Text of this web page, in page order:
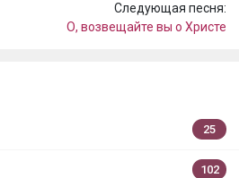
Следующая песня:
О, возвещайте вы о Христе
25
102